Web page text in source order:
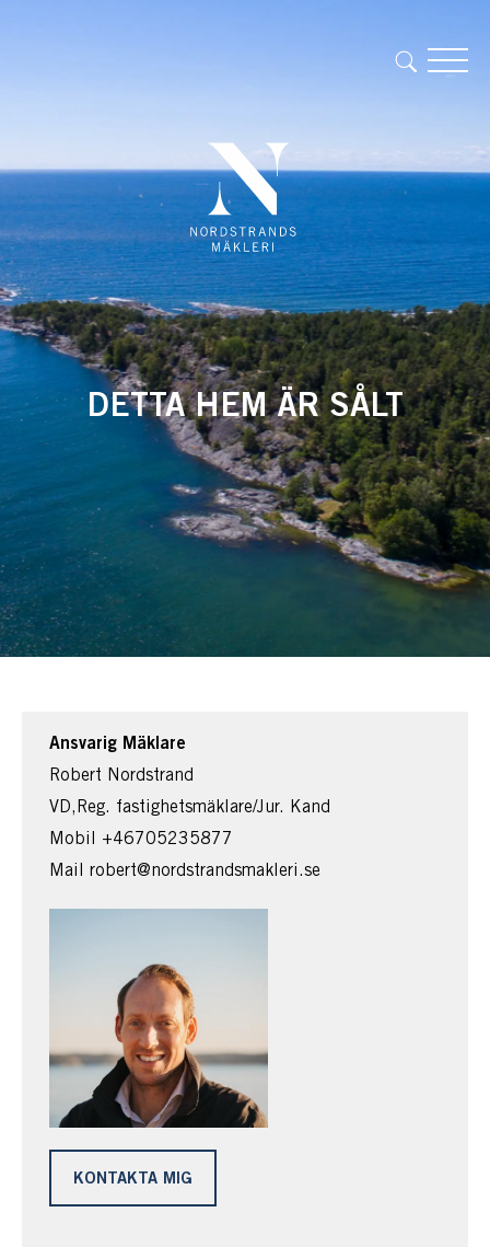
DETTA HEM ÄR SÅLT
KONTAKTA MIG
Ansvarig Mäklare
Robert Nordstrand
VD,Reg. fastighetsmäklare/Jur. Kand
Mobil +46705235877
Mail robert@nordstrandsmakleri.se